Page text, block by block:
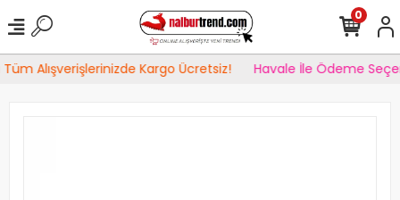
Alışverişlerinizde Kargo Ücretsiz! Havale İle Ödeme
0